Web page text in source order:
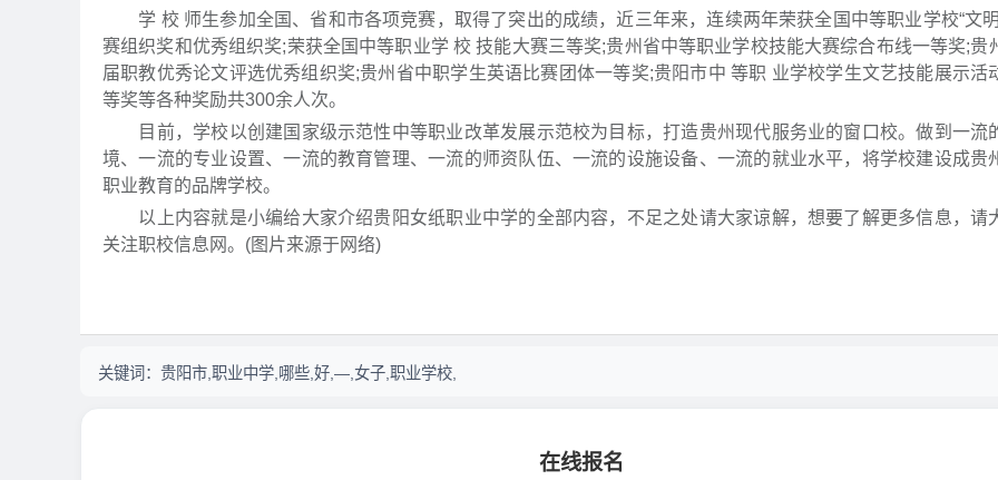
学 校 师生参加全国、省和市各项竞赛，取得了突出的成绩，近三年来，连续两年荣获全国中等职业学校“文
赛组织奖和优秀组织奖;荣获全国中等职业学 校 技能大赛三等奖;贵州省中等职业学校技能大赛综合布线一等奖;贵
届职教优秀论文评选优秀组织奖;贵州省中职学生英语比赛团体一等奖;贵阳市中 等职 业学校学生文艺技能展示活
等奖等各种奖励共300余人次。
目前，学校以创建国家级示范性中等职业改革发展示范校为目标，打造贵州现代服务业的窗口校。做到一流
境、一流的专业设置、一流的教育管理、一流的师资队伍、一流的设施设备、一流的就业水平，将学校建设成贵
职业教育的品牌学校。
以上内容就是小编给大家介绍贵阳女纸职业中学的全部内容，不足之处请大家谅解，想要了解更多信息，请
关注职校信息网。(图片来源于网络)
关键词： 贵阳市,职业中学,哪些,好,—,女子,职业学校,
在线报名